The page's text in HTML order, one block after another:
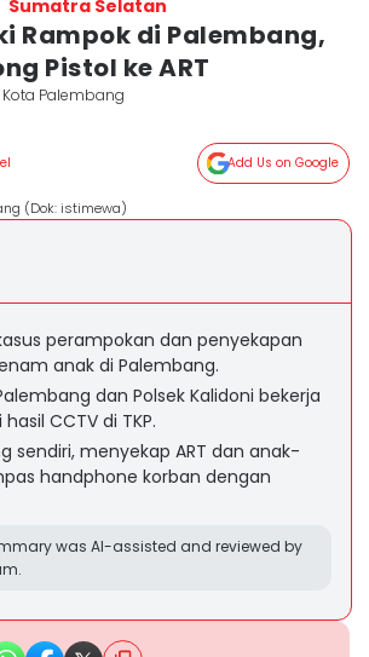
Sumatra Selatan
Rampok di Palembang,
Pistol ke ART
Kota Palembang
Add Us on Google
(Dok: istimewa)
perampokan dan penyekapan
anak di Palembang.
dan Polsek Kalidoni bekerja
CCTV di TKP.
sendiri, menyekap ART dan anak-
handphone korban dengan
was AI-assisted and reviewed by